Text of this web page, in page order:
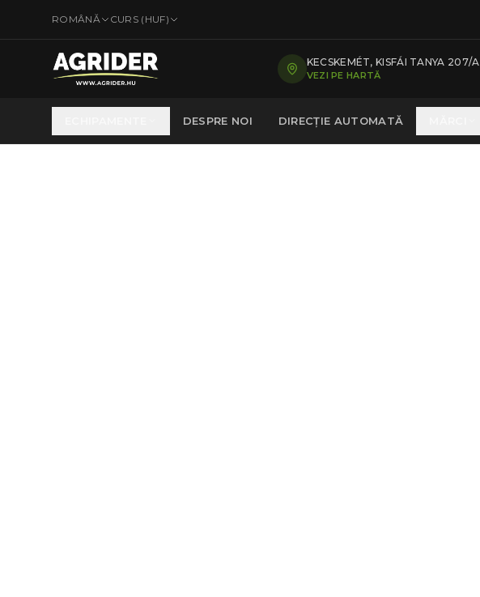
ROMÂNĂ CURS ( HUF)
KECSKEMÉT, KISFÁI TANYA 207/A
VEZI PE HARTĂ
DESPRE NOI DIRECȚIE AUTOMATĂ